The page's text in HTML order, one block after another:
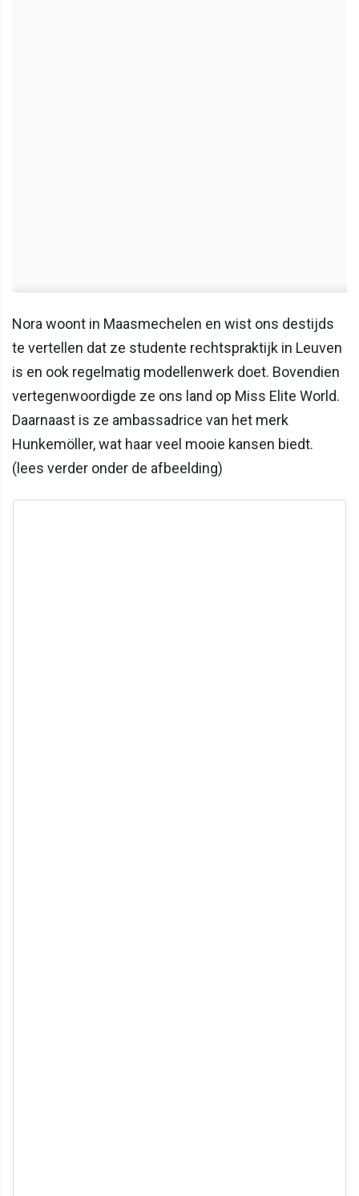
Nora woont in Maasmechelen en wist ons destijds
te vertellen dat ze studente rechtspraktijk in Leuven
is en ook regelmatig modellenwerk doet. Bovendien
vertegenwoordigde ze ons land op Miss Elite World.
Daarnaast is ze ambassadrice van het merk
Hunkemöller, wat haar veel mooie kansen biedt.
(lees verder onder de afbeelding)